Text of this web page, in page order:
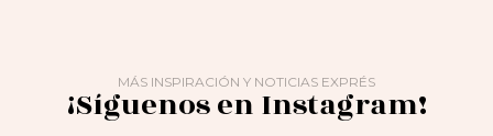
MÁS INSPIRACIÓN Y NOTICIAS EXPRÉS
¡Síguenos en Instagram!